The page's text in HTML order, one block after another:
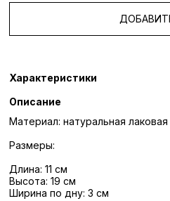
Характеристики
Описание
Материал: натуральная
Размеры:
Длина: 11 см
Высота: 19 см
Ширина по дну: 3 см